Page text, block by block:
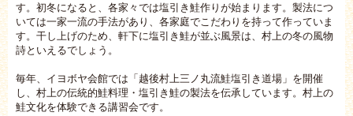
す。初冬になると、各家々では塩引き鮭作りが始まります。製法につ
いては一家一流の手法があり、各家庭でこだわりを持って作っていま
す。干し上げのため、軒下に塩引き鮭が並ぶ風景は、村上の冬の風物
詩といえるでしょう。
毎年、イヨボヤ会館では「越後村上三ノ丸流鮭塩引き道場」を開催
し、村上の伝統的鮭料理・塩引き鮭の製法を伝承しています。村上の
鮭文化を体験できる講習会です。